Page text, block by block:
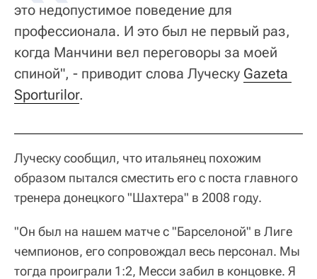
это недопустимое поведение для
профессионала. И это был не первый раз,
когда Манчини вел переговоры за моей
спиной", - приводит слова Луческу Gazeta
Sporturilor.
Луческу сообщил, что итальянец похожим
образом пытался сместить его с поста главного
тренера донецкого "Шахтера" в 2008 году.
"Он был на нашем матче с "Барселоной" в Лиге
чемпионов, его сопровождал весь персонал. Мы
тогда проиграли 1:2, Месси забил в концовке. Я